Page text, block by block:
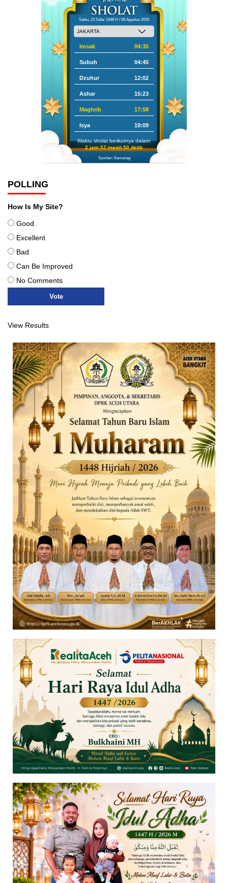
Sabtu, 23 Safar 1448 H / 08 Agustus 2026
Imsak 04:35
Subuh 04:45
Dzuhur 12:02
Ashar 15:23
Maghrib 17:58
Isya 19:09
Waktu sholat berikutnya dalam:
2 jam 57 menit 49 detik
Sumber: Kemenag
POLLING
How Is My Site?
Good
Excellent
Bad
Can Be Improved
No Comments
View Results